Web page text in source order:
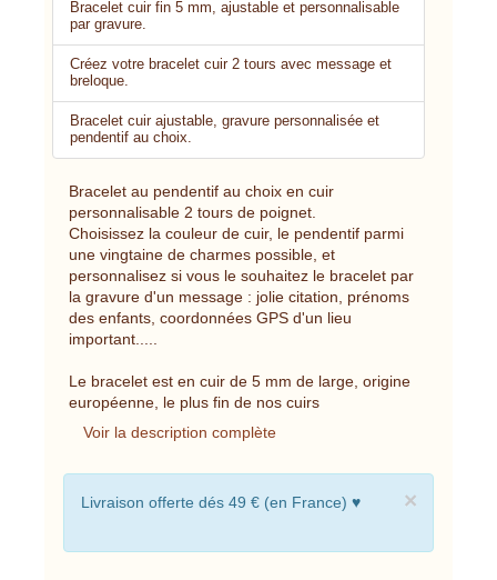
Bracelet cuir fin 5 mm, ajustable et personnalisable
par gravure.
Créez votre bracelet cuir 2 tours avec message et
breloque.
Bracelet cuir ajustable, gravure personnalisée et
pendentif au choix.
Bracelet au pendentif au choix en cuir
personnalisable 2 tours de poignet.
Choisissez la couleur de cuir, le pendentif parmi
une vingtaine de charmes possible, et
personnalisez si vous le souhaitez le bracelet par
la gravure d'un message : jolie citation, prénoms
des enfants, coordonnées GPS d'un lieu
important.....
Le bracelet est en cuir de 5 mm de large, origine
européenne, le plus fin de nos cuirs
Voir la description complète
×
Livraison offerte dés 49 € (en France) ♥